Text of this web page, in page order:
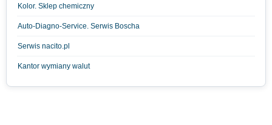
Kolor. Sklep chemiczny
Auto-Diagno-Service. Serwis Boscha
Serwis nacito.pl
Kantor wymiany walut